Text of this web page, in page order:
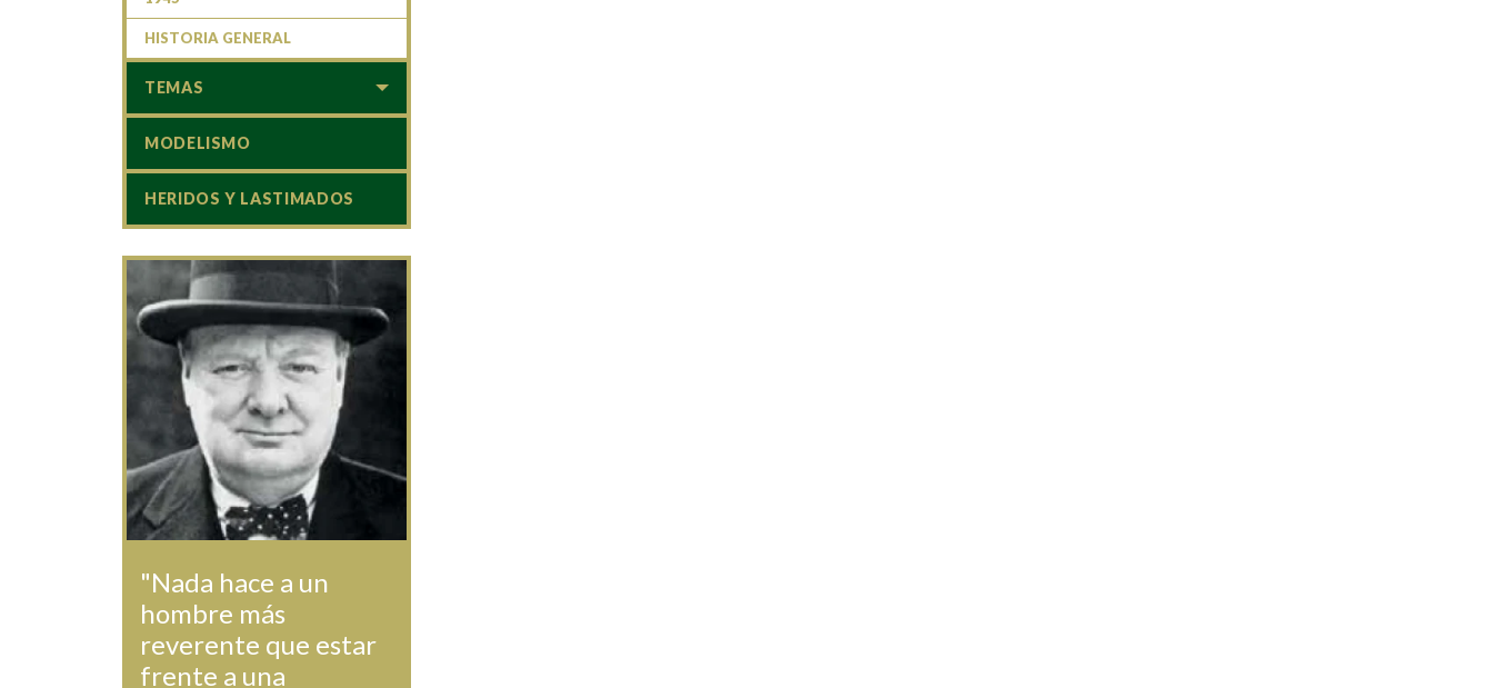
HISTORIA GENERAL
TEMAS
MODELISMO
HERIDOS Y LASTIMADOS
"Nada hace a un
hombre más
reverente que estar
frente a una